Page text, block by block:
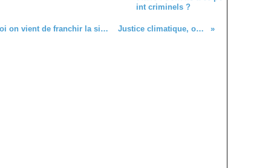
int criminels ?
Et il y en a qui se demandent pourquoi on vient de franchir la sixième limite planétaire, le cycle de l'eau douce ! Justice climatique, ou la dette humaine !